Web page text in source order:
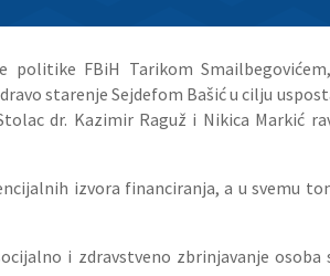
FBiH Tarikom
starenje Sejdefom Bašić u cilju
dr. Kazimir Raguž i Nikica Markić
izvora financiranja, a u svemu
i zdravstveno zbrinjavanje